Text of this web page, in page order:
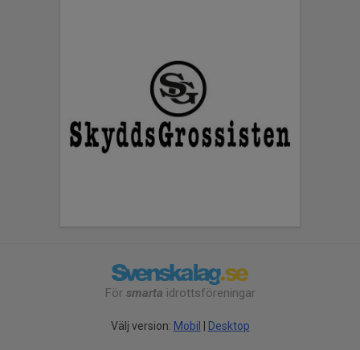
För smarta idrottsföreningar
Välj version: Mobil Desktop